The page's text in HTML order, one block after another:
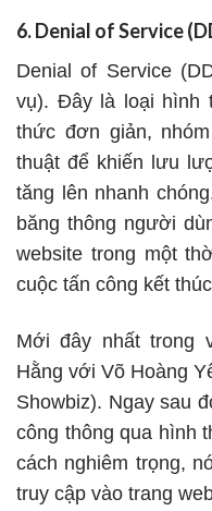
6. Denial of Service
Denial of Service
vụ). Đây là loại hình
thức đơn giản,
thuật để khiến lưu
tăng lên nhanh
băng thông người
website trong một
cuộc tấn công kết
Mới đây nhất trong
Hằng với Võ Hoàng
Showbiz). Ngay sau
công thông qua hình
cách nghiêm trọng,
truy cập vào trang